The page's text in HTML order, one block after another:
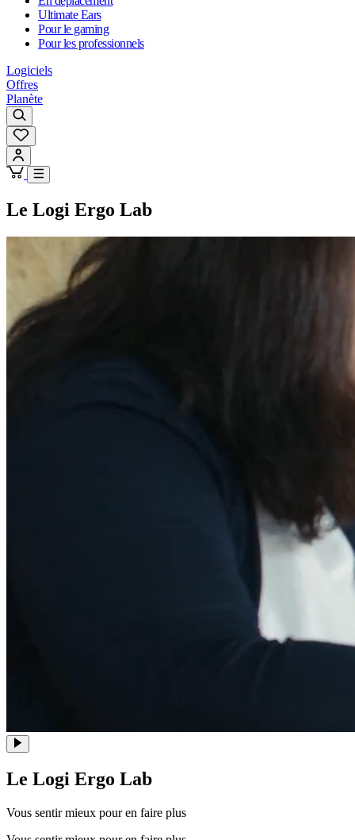
Ultimate Ears
Pour le gaming
Pour les professionnels
Logiciels
Offres
Planète
Le Logi Ergo Lab
Le Logi Ergo Lab
Vous sentir mieux pour en faire plus